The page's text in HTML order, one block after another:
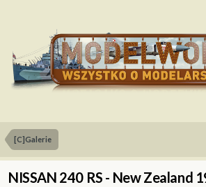
[C]Galerie
NISSAN 240 RS - New Zealand